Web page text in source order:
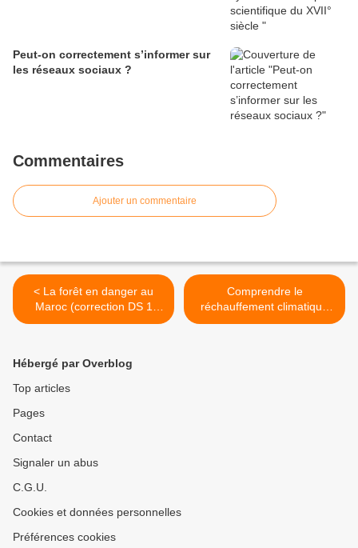
Peut-on correctement s’informer sur
les réseaux sociaux ?
Commentaires
Ajouter un commentaire
< La forêt en danger au
Maroc (correction DS 1
géographie seconde)
Comprendre le
réchauffement climatique
en 4 minutes >
Hébergé par Overblog
Top articles
Pages
Contact
Signaler un abus
C.G.U.
Cookies et données personnelles
Préférences cookies